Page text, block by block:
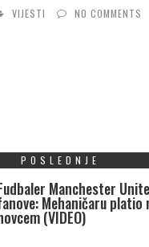
VIJESTI NO COMMENTS
POSLEDNJE
Manchester
Mehaničaru platio
(VIDEO)